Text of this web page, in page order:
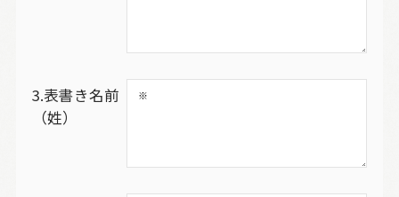
3.表書き名前
（姓）